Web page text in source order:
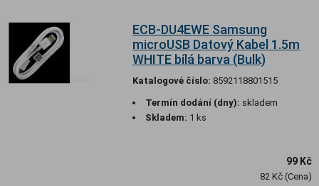
ECB-DU4EWE Samsung
microUSB Datový Kabel 1.5m
WHITE bílá barva (Bulk)
Katalogové číslo: 8592118801515
Termín dodání (dny): skladem
Skladem: 1 ks
99 Kč
82 Kč (Cena)